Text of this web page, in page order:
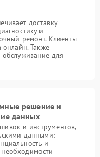
доставку
и
ремонт. Клиенты
онлайн. Также
обслуживание для
решение и
данных
и инструментов,
данными:
и